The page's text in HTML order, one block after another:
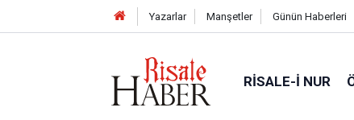
Yazarlar Manşetler Günün Haberleri
RISALE-I NUR